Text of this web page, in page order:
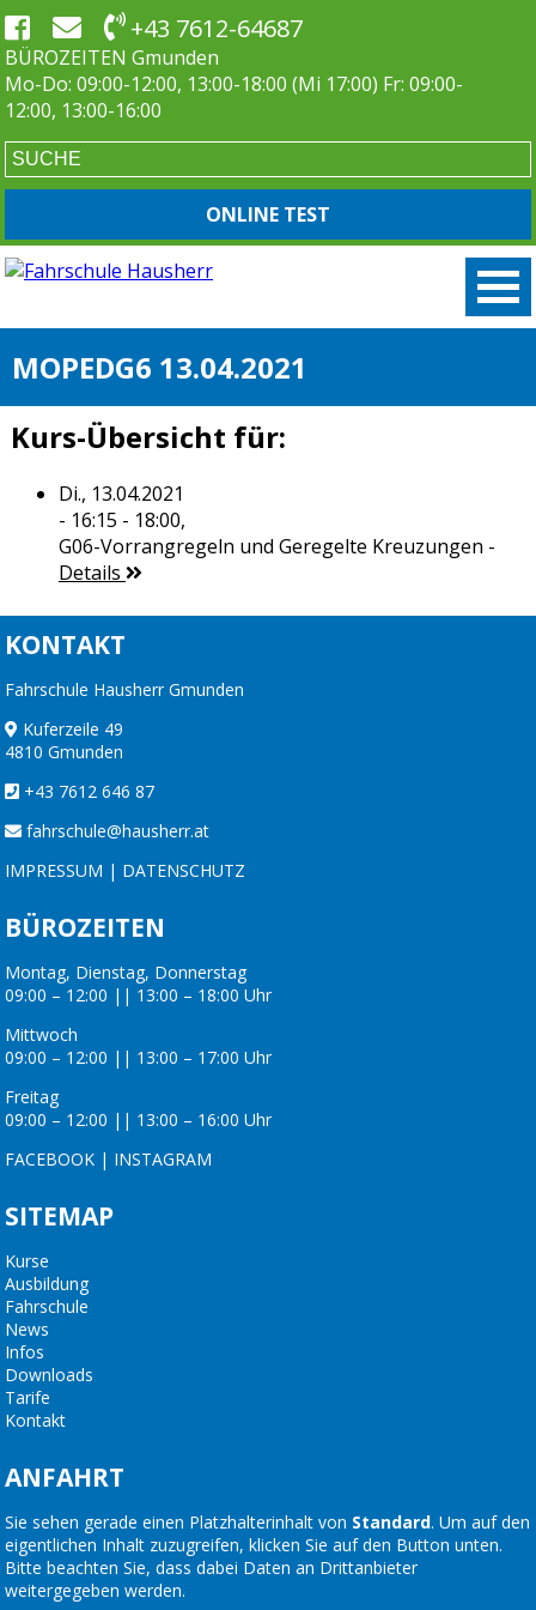
+43 7612-64687
BÜROZEITEN Gmunden
Mo-Do: 09:00-12:00, 13:00-18:00 (Mi 17:00) Fr: 09:00-
12:00, 13:00-16:00
ONLINE TEST
MOPEDG6 13.04.2021
Kurs-Übersicht für:
Di., 13.04.2021
- 16:15 - 18:00,
G06-Vorrangregeln und Geregelte Kreuzungen -
Details
KONTAKT
Fahrschule Hausherr Gmunden
Kuferzeile 49
4810 Gmunden
+43 7612 646 87
fahrschule@hausherr.at
IMPRESSUM | DATENSCHUTZ
BÜROZEITEN
Montag, Dienstag, Donnerstag
09:00 – 12:00 || 13:00 – 18:00 Uhr
Mittwoch
09:00 – 12:00 || 13:00 – 17:00 Uhr
Freitag
09:00 – 12:00 || 13:00 – 16:00 Uhr
FACEBOOK | INSTAGRAM
SITEMAP
Kurse
Ausbildung
Fahrschule
News
Infos
Downloads
Tarife
Kontakt
ANFAHRT
Sie sehen gerade einen Platzhalterinhalt von Standard. Um auf den
eigentlichen Inhalt zuzugreifen, klicken Sie auf den Button unten.
Bitte beachten Sie, dass dabei Daten an Drittanbieter
weitergegeben werden.